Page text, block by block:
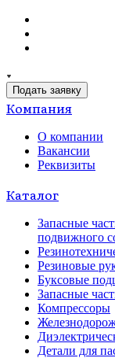
Подать заявку
Компания
О компании
Вакансии
Реквизиты
Каталог
Запасные
подвижного
Резиновые
Буксовые
Запасные
Компрессоры
Детали для